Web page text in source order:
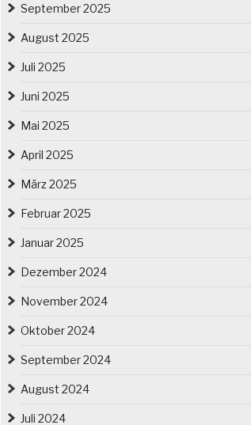
September 2025
August 2025
Juli 2025
Juni 2025
Mai 2025
April 2025
März 2025
Februar 2025
Januar 2025
Dezember 2024
November 2024
Oktober 2024
September 2024
August 2024
Juli 2024